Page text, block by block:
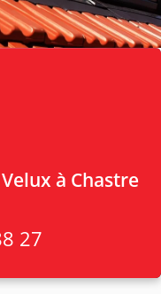
à Chastre
27